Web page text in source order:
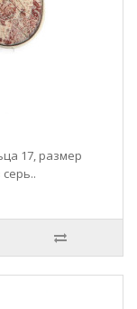
17, размер